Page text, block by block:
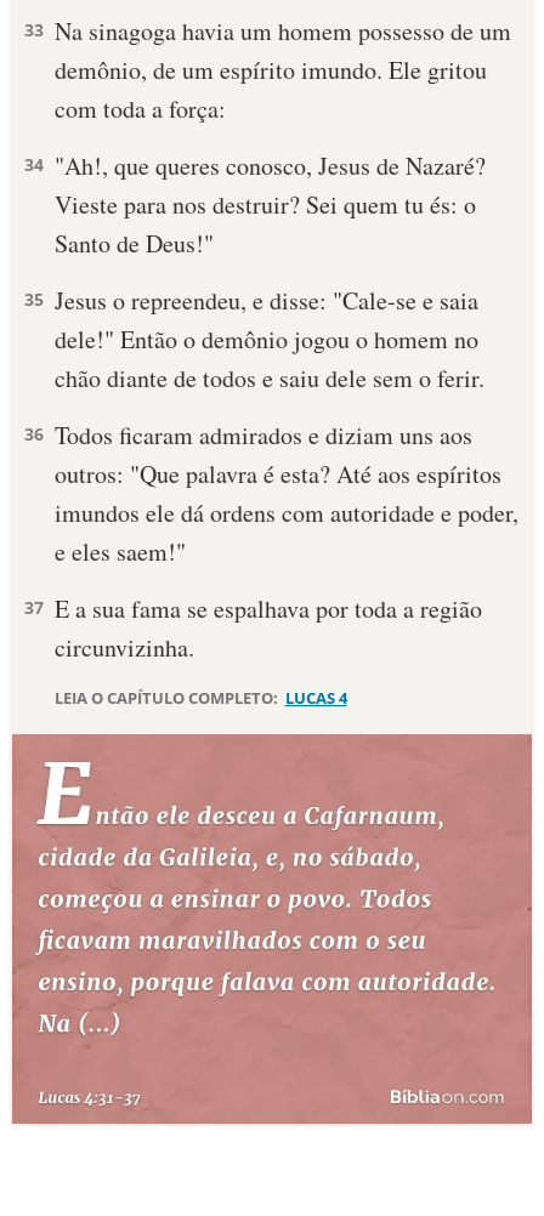
10 MANDAMENTOS
ESBOÇOS DE PREGAÇÃO
TEMAS
TERMO BÍBLICO JOGOS
LOJA BÍBLIAON
33 Na sinagoga havia um homem possesso de um
demônio, de um espírito imundo. Ele gritou
com toda a força:
34 "Ah!, que queres conosco, Jesus de Nazaré?
Vieste para nos destruir? Sei quem tu és: o
Santo de Deus!"
35 Jesus o repreendeu, e disse: "Cale-se e saia
dele!" Então o demônio jogou o homem no
chão diante de todos e saiu dele sem o ferir.
36 Todos ficaram admirados e diziam uns aos
outros: "Que palavra é esta? Até aos espíritos
imundos ele dá ordens com autoridade e poder,
e eles saem!"
37 E a sua fama se espalhava por toda a região
circunvizinha.
LEIA O CAPÍTULO COMPLETO: LUCAS 4